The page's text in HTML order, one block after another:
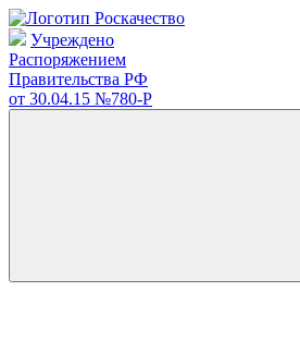
Учреждено
Распоряжением
Правительства РФ
от 30.04.15 №780-Р